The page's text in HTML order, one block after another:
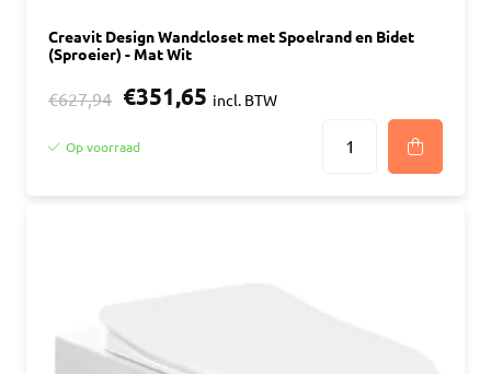
Creavit Design Wandcloset met Spoelrand en Bidet
(Sproeier) - Mat Wit
€627,94 €351,65 incl. BTW
Op voorraad